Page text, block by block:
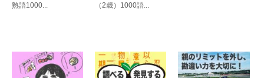
熟語1000...
（2歳）1000語...